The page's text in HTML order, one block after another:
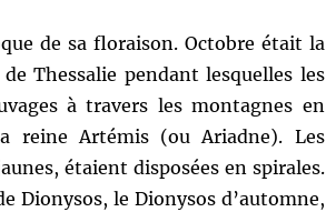
de sa floraison. Octobre était la
Thessalie pendant lesquelles les
à travers les montagnes en
reine Artémis (ou Ariadne). Les
étaient disposées en spirales.
Dionysos, le Dionysos d’automne,